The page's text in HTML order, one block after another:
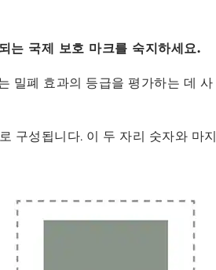
는 국제 보호 마크를 숙지하세요.
밀폐 효과의 등급을 평가하는 데 사
구성됩니다. 이 두 자리 숫자와 마지